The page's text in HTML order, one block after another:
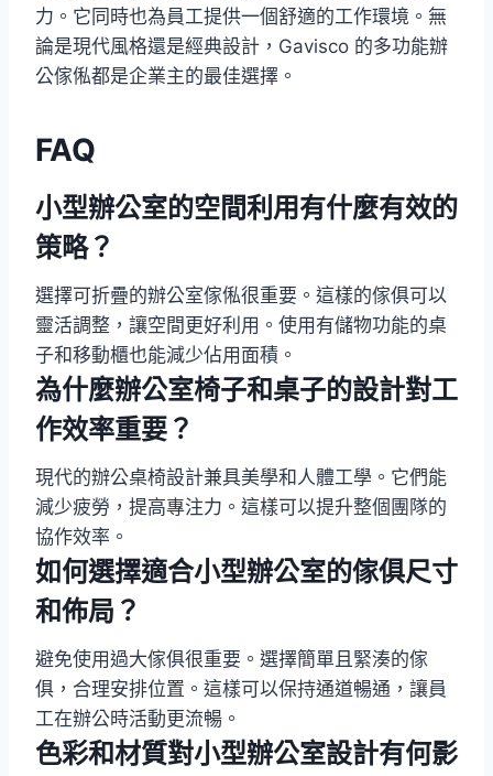
力。它同時也為員工提供一個舒適的工作環境。無
論是現代風格還是經典設計，Gavisco 的多功能辦
公傢俬都是企業主的最佳選擇。
FAQ
小型辦公室的空間利用有什麼有效的
策略？
選擇可折疊的辦公室傢俬很重要。這樣的傢俱可以
靈活調整，讓空間更好利用。使用有儲物功能的桌
子和移動櫃也能減少佔用面積。
為什麼辦公室椅子和桌子的設計對工
作效率重要？
現代的辦公桌椅設計兼具美學和人體工學。它們能
減少疲勞，提高專注力。這樣可以提升整個團隊的
協作效率。
如何選擇適合小型辦公室的傢俱尺寸
和佈局？
避免使用過大傢俱很重要。選擇簡單且緊湊的傢
俱，合理安排位置。這樣可以保持通道暢通，讓員
工在辦公時活動更流暢。
色彩和材質對小型辦公室設計有何影